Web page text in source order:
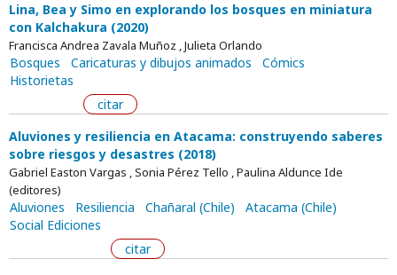
Lina, Bea y Simo en explorando los bosques en miniatura
con Kalchakura (2020)
Francisca Andrea Zavala Muñoz , Julieta Orlando
Bosques Caricaturas y dibujos animados
Cómics
Historietas
citar
Aluviones y resiliencia en Atacama: construyendo saberes
sobre riesgos y desastres (2018)
Gabriel Easton Vargas , Sonia Pérez Tello , Paulina Aldunce Ide
(editores)
Aluviones Resiliencia Chañaral (Chile)
Atacama (Chile)
Social Ediciones
citar